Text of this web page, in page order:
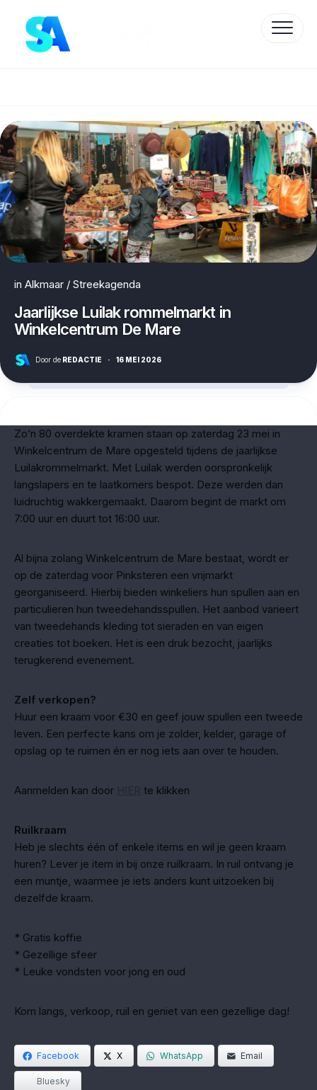
content
in Alkmaar / Streekagenda
Jaarlijkse Luilak rommelmarkt in
Winkelcentrum De Mare
Door de REDACTIE · 16 MEI 2026
Zo’n 80 overdekte kramen staan op zaterdag 23 mei in
Winkelcentrum de Mare opgesteld tijdens de jaarlijkse
Luilakrommelmarkt. Met Luilak werden oorspronkelijk
langslapers en te laatkomers bespot. Deze werden dan
luidruchtig wakkergemaakt. Daarom begint de markt om
7:00 uur en duurt tot 16:00 uur.
Al bijna zolang Winkelcentrum de Mare bestaat, wordt er
op de zaterdag voor Pinksteren een vrijmarkt
georganiseerd. Hierbij bieden winkeliers hun spullen aan en
particulieren hun tweedehandsspullen. Het aanbod varieert
van tweedehands kleding tot sieraden en van eigen
creaties tot boeken. Het is een druk bezocht, jaarlijks
terugkerend evenement.
Zelf verkopen?
Huur een kraam voor €30 en geef jouw spullen een tweede
leven. Een perfecte kans om je zolder, kelder, garage of
opslag op te ruimen én er nog iets aan over te houden.
Aanmelden kan door te klikken
Ruilkraam
Heb je slechts één of enkele items en wil je geen kraam
huren? Lever je item in bij onze ruilkraam. In ruil ontvang je
een muntje, waarmee je iets anders kunt uitzoeken bij
dezelfde kraam.
* Gratis koffie
* Gezellige sfeer
* Leuke vondsten voor jong en oud
Kom langs, verkoop, ruil en geniet van een gezellige dag!
Facebook X WhatsApp Email
Bluesky
Protected by WP Anti-Hacker